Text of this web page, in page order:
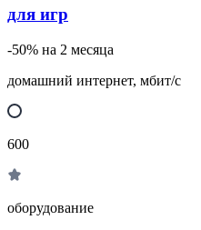
для игр
-50% на 2 месяца
домашний интернет, мбит/с
600
оборудование